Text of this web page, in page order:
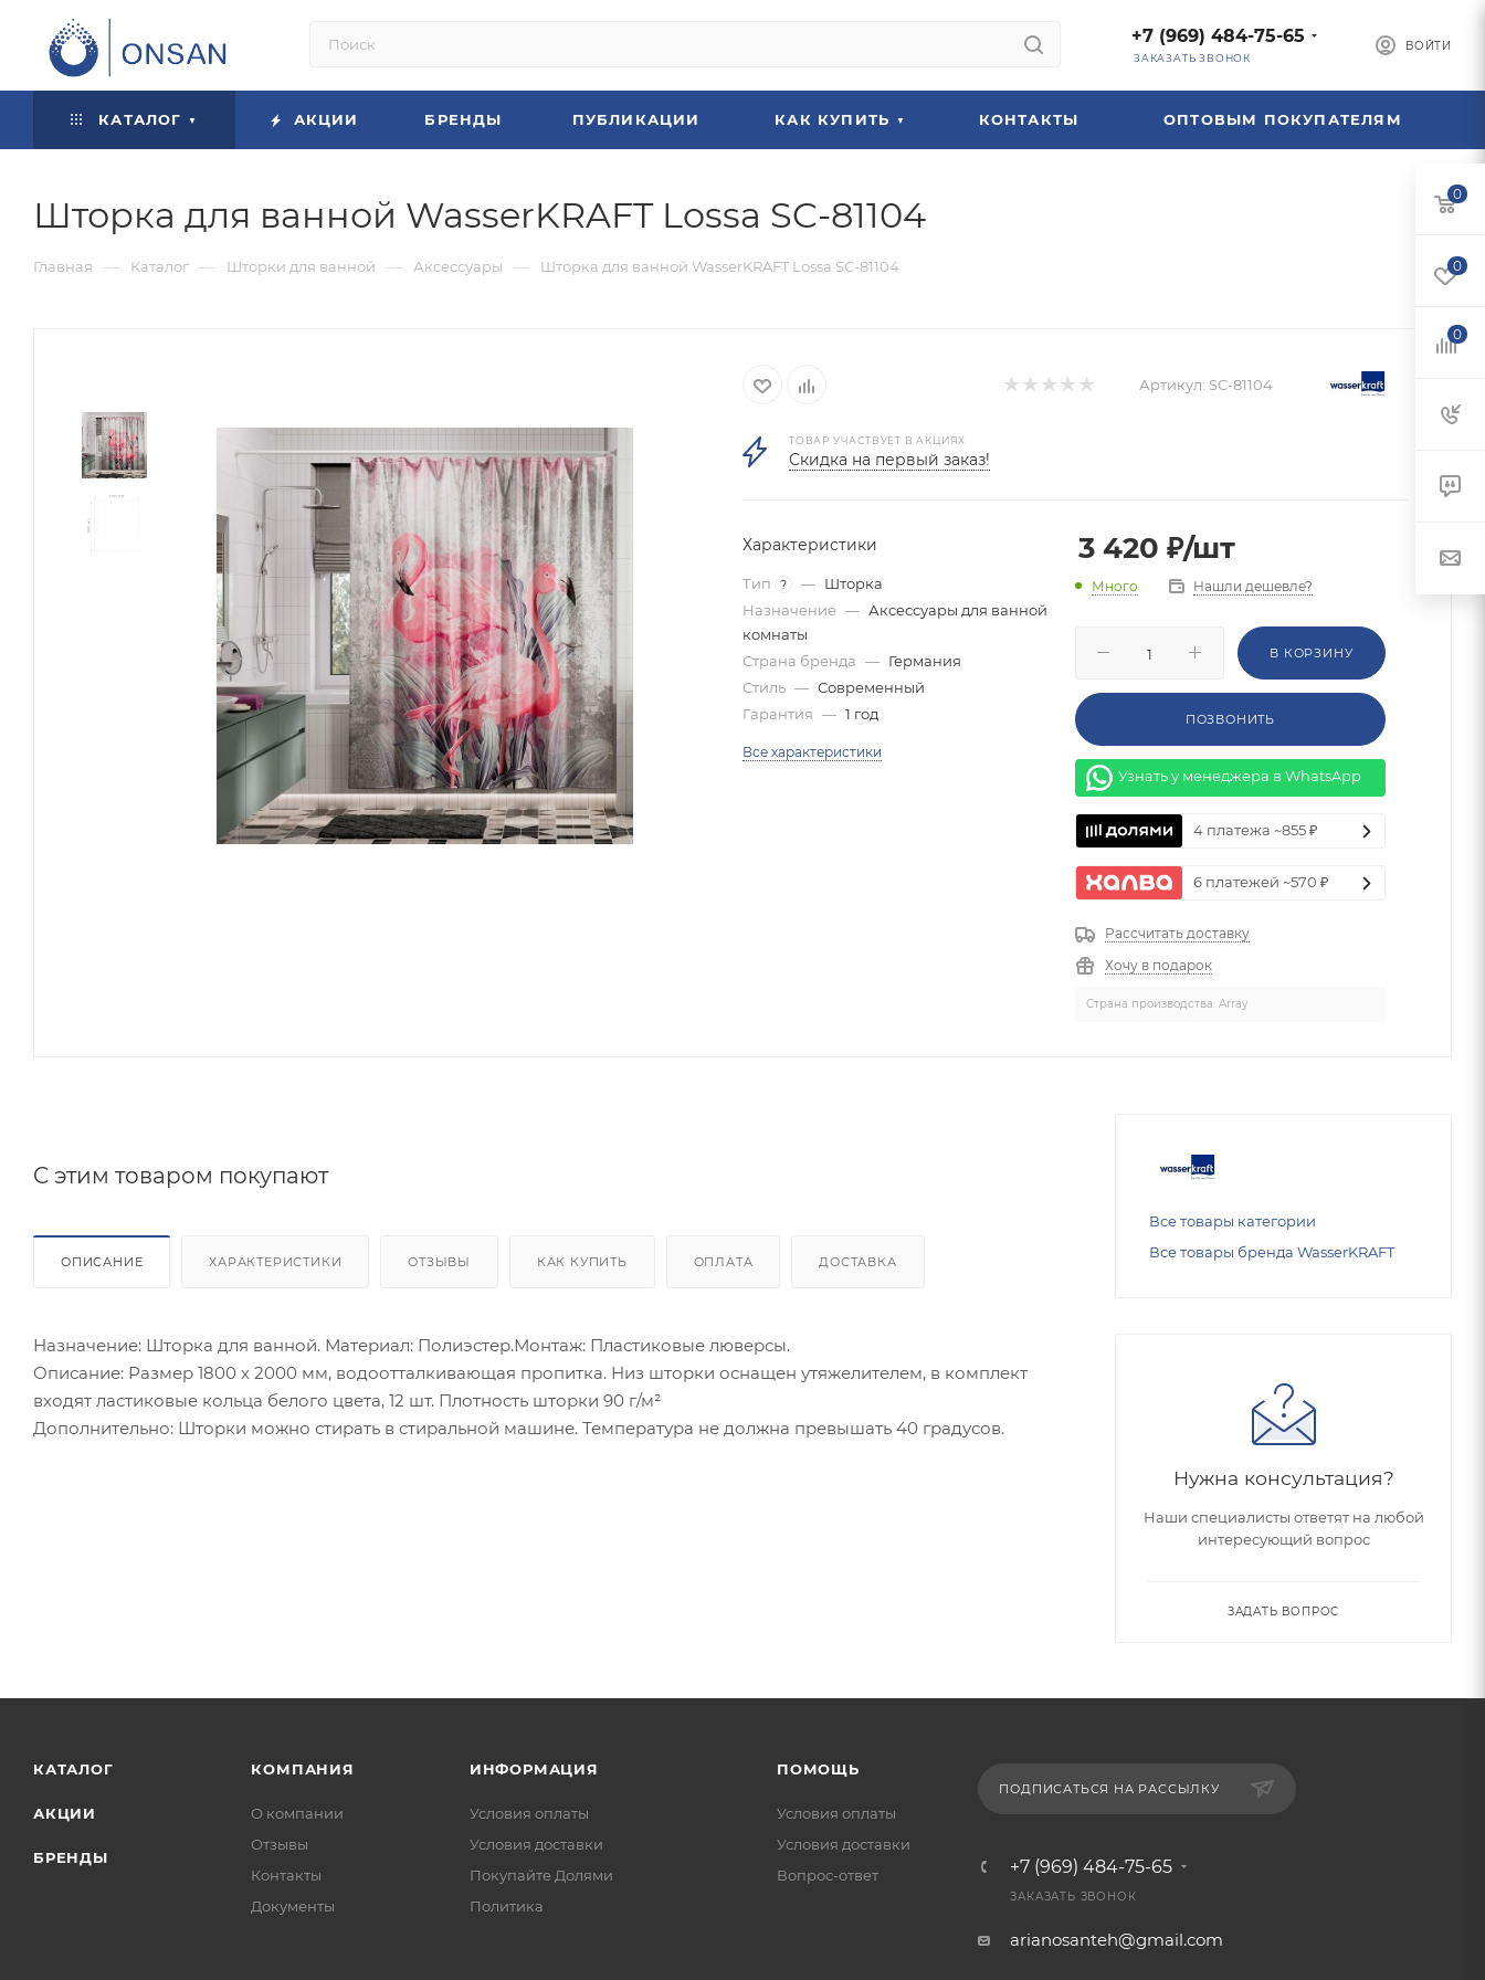
ВОЙТИ
+7 (969) 484-75-65
ЗАКАЗАТЬ ЗВОНОК
КАТАЛОГ АКЦИИ БРЕНДЫ ПУБЛИКАЦИИ КАК КУПИТЬ КОНТАКТЫ ОПТОВЫМ ПОКУПАТЕЛЯМ
Шторка для ванной WasserKRAFT Lossa SC-81104
Главная — Каталог — Шторки для ванной — Аксессуары — Шторка для ванной WasserKRAFT Lossa SC-81104
Артикул: SC-81104
ТОВАР УЧАСТВУЕТ В АКЦИЯХ
Скидка на первый заказ!
Характеристики
Тип ? — Шторка
Назначение — Аксессуары для ванной
комнаты
Страна бренда — Германия
Стиль — Современный
Гарантия — 1 год
Все характеристики
3 420 ₽/шт
Много Нашли дешевле?
В КОРЗИНУ
ПОЗВОНИТЬ
Узнать у менеджера в WhatsApp
4 платежа ~855 ₽
6 платежей ~570 ₽
Рассчитать доставку
Хочу в подарок
Страна производства: Array
C этим товаром покупают
ОПИСАНИЕ ХАРАКТЕРИСТИКИ ОТЗЫВЫ КАК КУПИТЬ ОПЛАТА ДОСТАВКА
Назначение: Шторка для ванной. Материал: Полиэстер.Монтаж: Пластиковые люверсы.
Описание: Размер 1800 х 2000 мм, водоотталкивающая пропитка. Низ шторки оснащен утяжелителем, в комплект
входят ластиковые кольца белого цвета, 12 шт. Плотность шторки 90 г/м²
Дополнительно: Шторки можно стирать в стиральной машине. Температура не должна превышать 40 градусов.
Все товары категории
Все товары бренда WasserKRAFT
Нужна консультация?
Наши специалисты ответят на любой
интересующий вопрос
ЗАДАТЬ ВОПРОС
КАТАЛОГ
АКЦИИ
БРЕНДЫ
КОМПАНИЯ
О компании
Отзывы
Контакты
Документы
ИНФОРМАЦИЯ
Условия оплаты
Условия доставки
Покупайте Долями
Политика
ПОМОЩЬ
Условия оплаты
Условия доставки
Вопрос-ответ
ПОДПИСАТЬСЯ НА РАССЫЛКУ
+7 (969) 484-75-65
ЗАКАЗАТЬ ЗВОНОК
arianosanteh@gmail.com
0
0
0